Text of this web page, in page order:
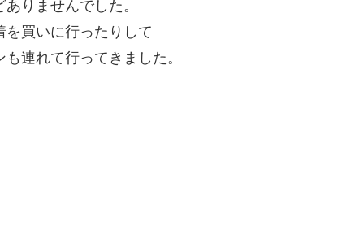
りませんでした。
買いに行ったりして
連れて行ってきました。